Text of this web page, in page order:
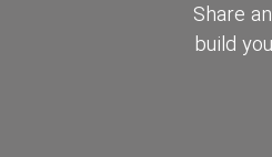
Share
build